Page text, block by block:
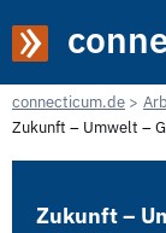
connecticum.de
Zukunft – Umwelt –
Zukunft –